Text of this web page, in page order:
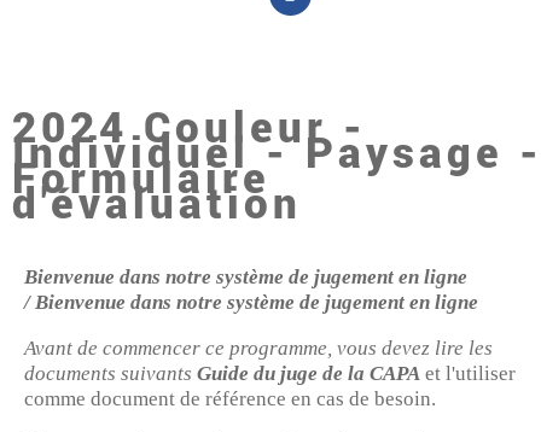
2024 Couleur -
Individuel - Paysage
Formulaire
d'évaluation
Bienvenue dans notre système de jugement en ligne
/Bienvenue dans notre système de jugement en ligne
Avant de commencer ce programme, vous devez lire les
documents suivants Guide du juge de la CAPA et l'utiliser
comme document de référence en cas de besoin.